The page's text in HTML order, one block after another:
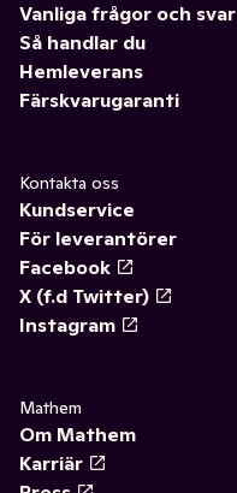
Vanliga frågor och svar
Så handlar du
Hemleverans
Färskvarugaranti
Kontakta oss
Kundservice
För leverantörer
Facebook
X (f.d Twitter)
Instagram
Mathem
Om Mathem
Karriär